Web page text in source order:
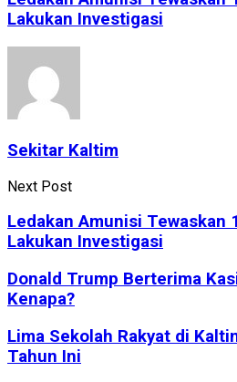
Lakukan Investigasi
Sekitar Kaltim
Next Post
Ledakan Amunisi Tewaskan
Lakukan Investigasi
Donald Trump Berterima
Kenapa?
Lima Sekolah Rakyat di
Tahun Ini